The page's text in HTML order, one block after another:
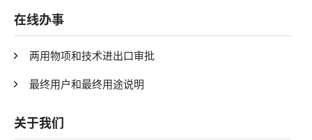
在线办事
两用物项和技术进出口审批
最终用户和最终用途说明
关于我们